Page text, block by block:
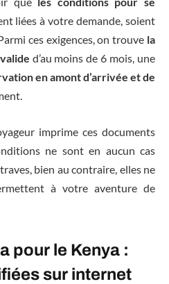
liées à votre demande, soient
ces exigences, on trouve la
valide d’au moins de 6 mois, une
en amont d’arrivée et de
imprime ces documents
ne sont en aucun cas
bien au contraire, elles ne
à votre aventure de
pour le Kenya :
sur internet